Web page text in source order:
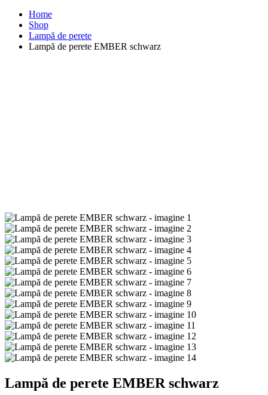
Home
Shop
Lampă de perete
Lampă de perete EMBER schwarz
Lampă de perete EMBER schwarz